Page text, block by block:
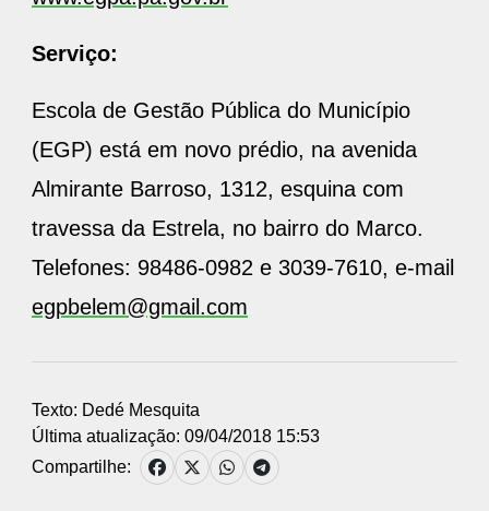
Serviço:
Escola de Gestão Pública do Município
(EGP) está em novo prédio, na avenida
Almirante Barroso, 1312, esquina com
travessa da Estrela, no bairro do Marco.
Telefones: 98486-0982 e 3039-7610, e-mail
egpbelem@gmail.com
Texto: Dedé Mesquita
Última atualização: 09/04/2018 15:53
Compartilhe: